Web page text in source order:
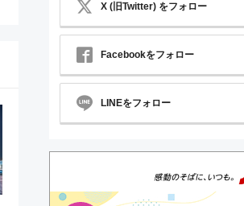
X (旧Twitter) をフォロー
Facebookをフォロー
LINEをフォロー